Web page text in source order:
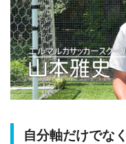
自分軸だけでな